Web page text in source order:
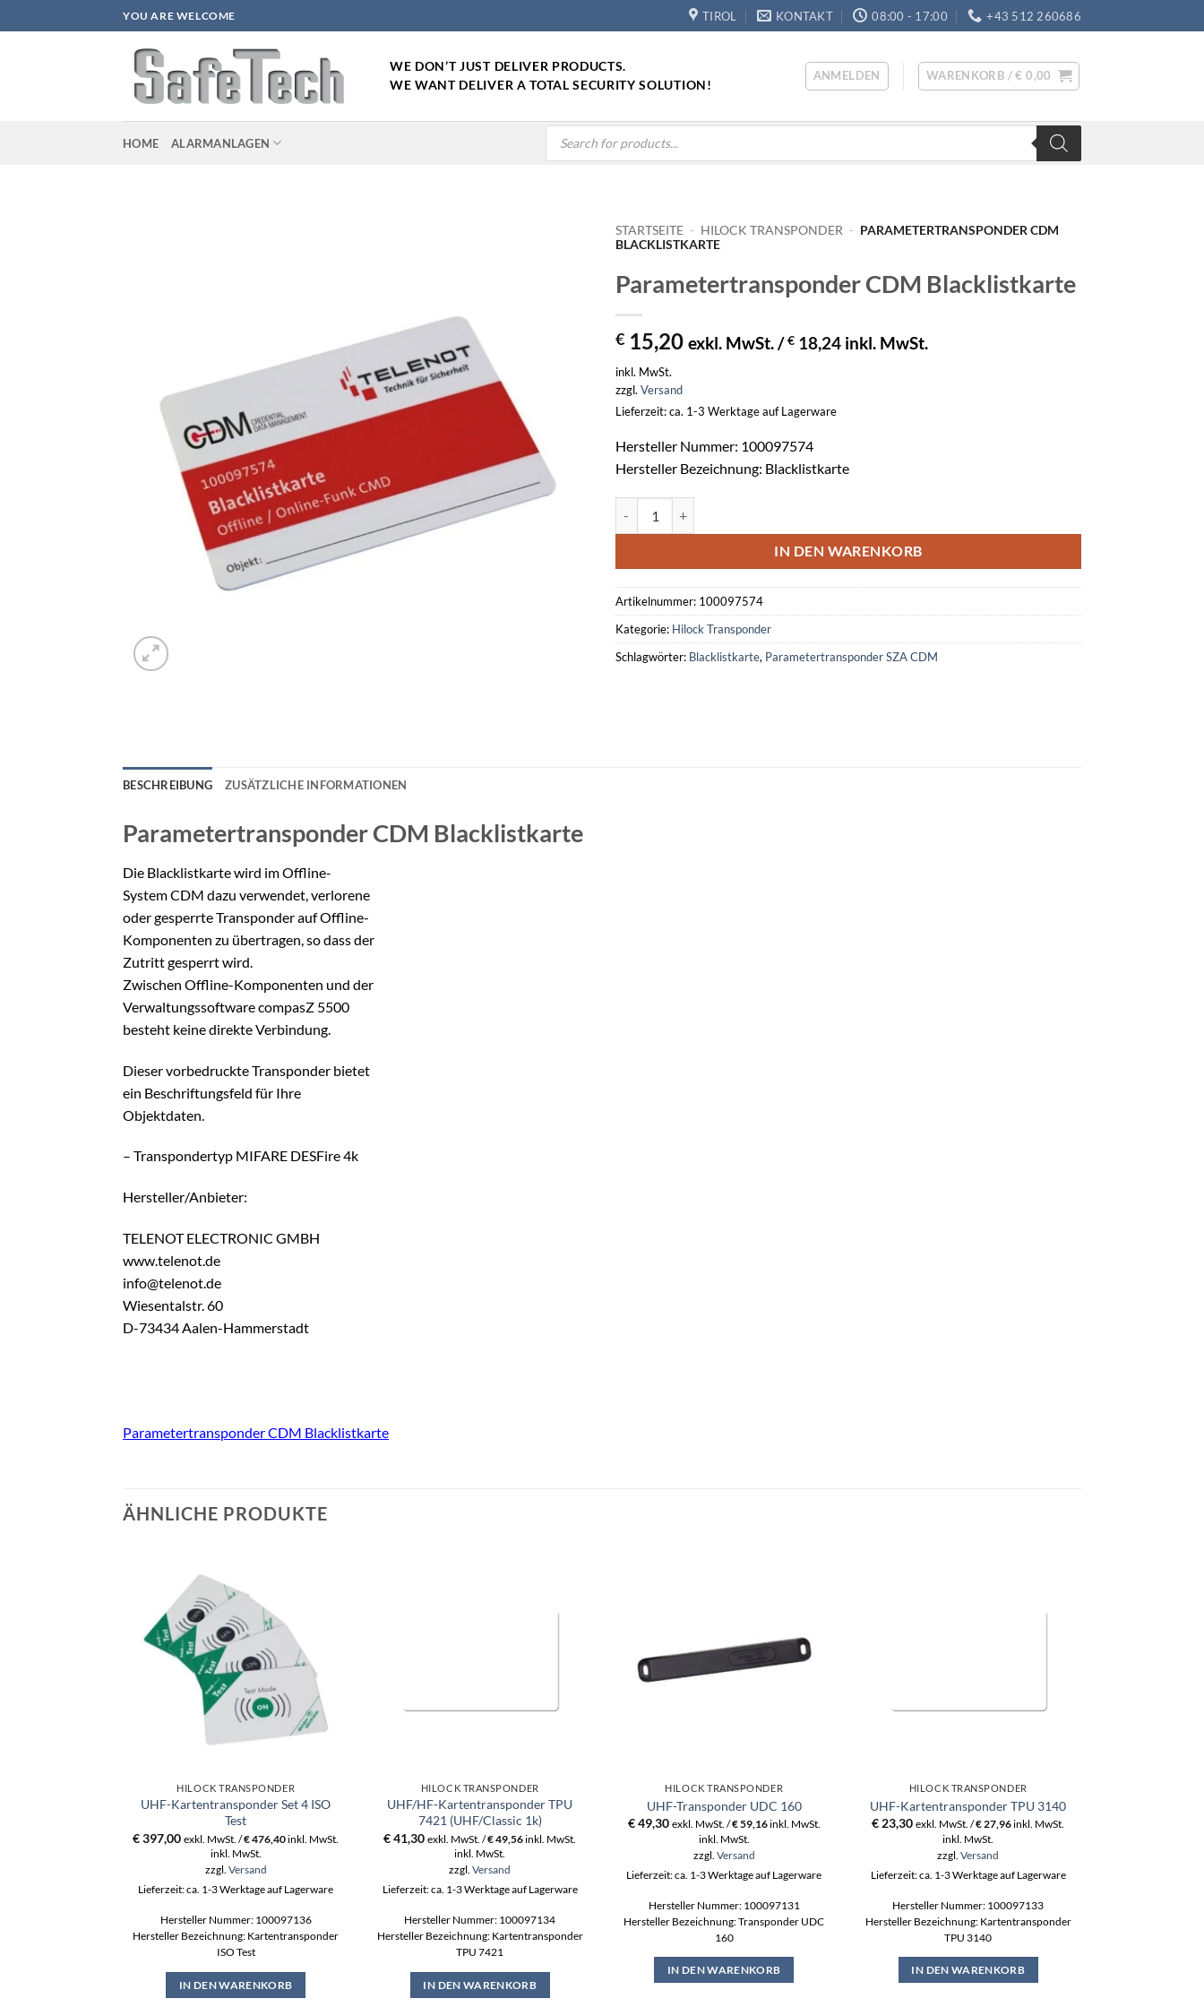
Inhalt
YOU ARE WELCOME TIROL KONTAKT 08:00 - 17:00 +43 512 260686
WE DON’T JUST DELIVER PRODUCTS.
WE WANT DELIVER A TOTAL SECURITY SOLUTION!
ANMELDEN WARENKORB /€ 0,00
HOME ALARMANLAGEN
Products
search
STARTSEITE - HILOCK TRANSPONDER - PARAMETERTRANSPONDER CDM
BLACKLISTKARTE
Parametertransponder CDM Blacklistkarte
€ 15,20 exkl. MwSt. /€ 18,24 inkl. MwSt.
inkl. MwSt.
zzgl. Versand
Lieferzeit: ca. 1-3 Werktage auf Lagerware
Hersteller Nummer: 100097574
Hersteller Bezeichnung: Blacklistkarte
IN DEN WARENKORB
Artikelnummer: 100097574
Kategorie: Hilock Transponder
Schlagwörter: Blacklistkarte, Parametertransponder SZA CDM
BESCHREIBUNG ZUSÄTZLICHE INFORMATIONEN
Parametertransponder CDM Blacklistkarte
Die Blacklistkarte wird im Offline-
System CDM dazu verwendet, verlorene
oder gesperrte Transponder auf Offline-
Komponenten zu übertragen, so dass der
Zutritt gesperrt wird.
Zwischen Offline-Komponenten und der
Verwaltungssoftware compasZ 5500
besteht keine direkte Verbindung.
Dieser vorbedruckte Transponder bietet
ein Beschriftungsfeld für Ihre
Objektdaten.
– Transpondertyp MIFARE DESFire 4k
Hersteller/Anbieter:
TELENOT ELECTRONIC GMBH
www.telenot.de
info@telenot.de
Wiesentalstr. 60
D-73434 Aalen-Hammerstadt
Parametertransponder CDM Blacklistkarte
ÄHNLICHE PRODUKTE
HILOCK TRANSPONDER
UHF-Kartentransponder Set 4 ISO
Test
€397,00 exkl. MwSt. /€476,40inkl. MwSt.
inkl. MwSt.
zzgl. Versand
Lieferzeit: ca. 1-3 Werktage auf Lagerware
Hersteller Nummer: 100097136
Hersteller Bezeichnung: Kartentransponder
ISO Test
IN DEN WARENKORB
HILOCK TRANSPONDER
UHF/HF-Kartentransponder TPU
7421 (UHF/Classic 1k)
€41,30 exkl. MwSt. /€49,56inkl. MwSt.
inkl. MwSt.
zzgl.Versand
Lieferzeit: ca. 1-3 Werktage auf Lagerware
Hersteller Nummer: 100097134
Hersteller Bezeichnung: Kartentransponder
TPU 7421
IN DEN WARENKORB
HILOCK TRANSPONDER
UHF-Transponder UDC 160
€49,30 exkl. MwSt. /€59,16inkl. MwSt.
inkl. MwSt.
zzgl. Versand
Lieferzeit: ca. 1-3 Werktage auf Lagerware
Hersteller Nummer: 100097131
Hersteller Bezeichnung: Transponder UDC
160
IN DEN WARENKORB
HILOCK TRANSPONDER
UHF-Kartentransponder TPU 3140
€ 23,30 exkl. MwSt. /€ 27,96inkl. MwSt.
inkl. MwSt.
zzgl.Versand
Lieferzeit: ca. 1-3 Werktage auf Lagerware
Hersteller Nummer: 100097133
Hersteller Bezeichnung: Kartentransponder
TPU 3140
IN DEN WARENKORB